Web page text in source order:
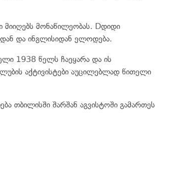
მიიღებს მონაწილეობას. Dდიდი
და ინგლისიდან ელოდება.
1938 წელს ჩაეყარა და ის
აქტივისტები აუცილებლად წითელი
თბილისში შარშან აგვისტოში გამართეს